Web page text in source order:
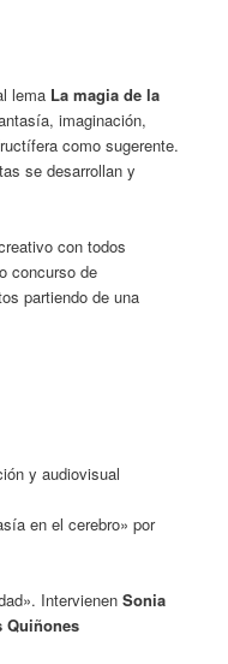
lema La magia de la
imaginación,
como sugerente.
se desarrollan y
con todos
concurso de
partiendo de una
y audiovisual
en el cerebro» por
Intervienen Sonia
Quiñones